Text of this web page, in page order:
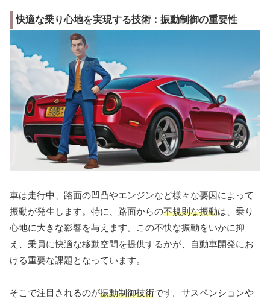
快適な乗り心地を実現する技術：振動制御の重要性
車は走行中、路面の凹凸やエンジンなど様々な要因によって
振動が発生します。特に、路面からの不規則な振動は、乗り
心地に大きな影響を与えます。この不快な振動をいかに抑
え、乗員に快適な移動空間を提供するかが、自動車開発にお
ける重要な課題となっています。
そこで注目されるのが振動制御技術です。サスペンションや